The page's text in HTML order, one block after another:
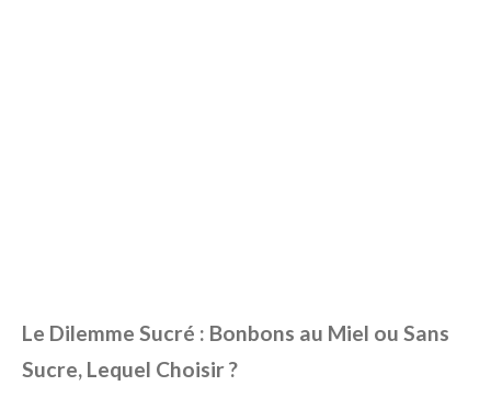
Le Dilemme Sucré : Bonbons au Miel ou Sans
Sucre, Lequel Choisir ?